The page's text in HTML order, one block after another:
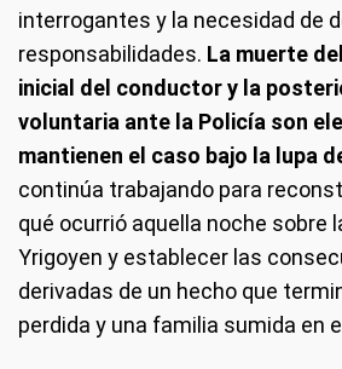
interrogantes y la necesidad de
responsabilidades. La muerte
inicial del conductor y la
voluntaria ante la Policía son
mantienen el caso bajo la lupa
continúa trabajando para
qué ocurrió aquella noche sobre
Yrigoyen y establecer las
derivadas de un hecho que
perdida y una familia sumida en